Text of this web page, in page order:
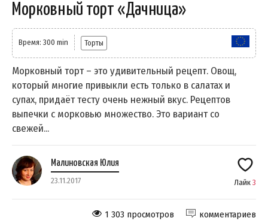
Морковный торт «Дачница»
Время: 300 min Торты
Морковный торт – это удивительный рецепт. Овощ,
который многие привыкли есть только в салатах и
супах, придаёт тесту очень нежный вкус. Рецептов
выпечки с морковью множество. Это вариант со
свежей...
Малиновская Юлия
23.11.2017 Лайк 3
комментариев
1 303 просмотров